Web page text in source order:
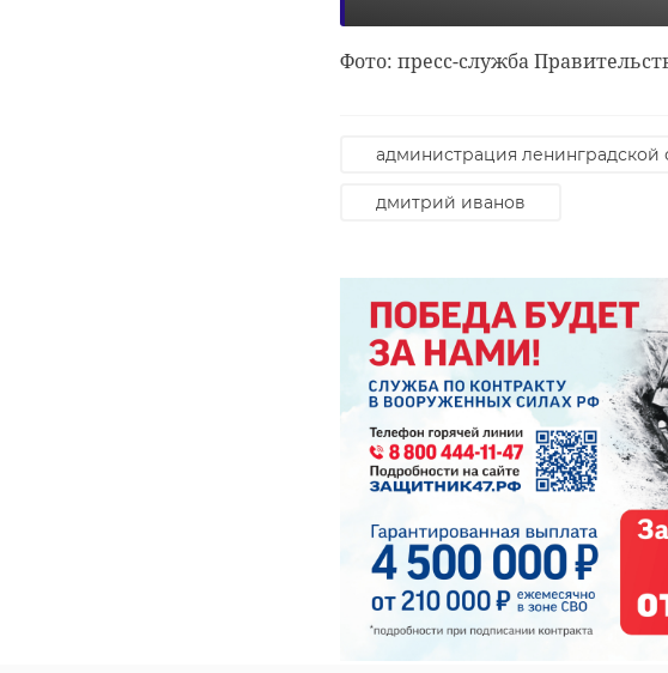
Фото: пресс-служба
администрация ленинградской
дмитрий иванов
РЕКОМЕНДУЕМ
несколько
человек из го ...
07 декабря 2021, 12:24